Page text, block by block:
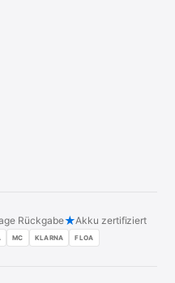
Rückgabe★Akku zertifiziert
MC KLARNA FLOA